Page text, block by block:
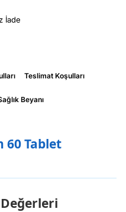
İade
Teslimat Koşulları
Beyanı
Tablet